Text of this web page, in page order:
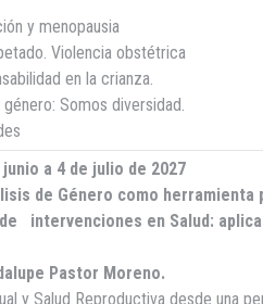
y menopausia
Violencia obstétrica
en la crianza.
género: Somos diversidad.
junio a 4 de julio de 2027
Género como herramienta
intervenciones en Salud:
Pastor Moreno.
y Salud Reproductiva desde una